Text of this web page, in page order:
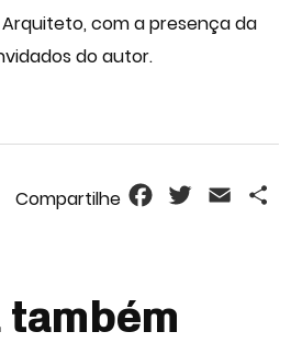
com a presença da
do autor.
FacebookTwitterEmail
também